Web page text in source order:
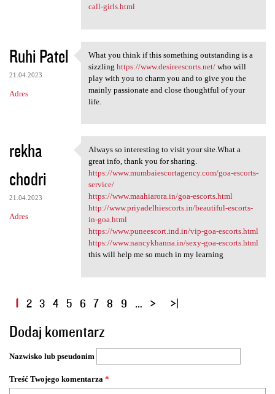
call-girls.html
Ruhi Patel
21.04.2023
Adres
What you think if this
What you think if this something outstanding is a
sizzling https://www.desireescorts.net/who will
play with you to charm you and to give you the
mainly passionate and close thoughtful of your
life.
rekha
chodri
21.04.2023
Adres
Always so interesting to
Always so interesting to visit your site.What a
great info, thank you for sharing.
https://www.mumbaiescortagency.com/goa-escorts-
service/
https://www.maahiarora.in/goa-escorts.html
http://www.priyadelhiescorts.in/beautiful-escorts-
in-goa.html
https://www.puneescort.ind.in/vip-goa-escorts.html
https://www.nancykhanna.in/sexy-goa-escorts.html
this will help me so much in my learning
S
r
o
n
y
1 2 3 4 5 6 7 8 9 …
Dodaj komentarz
Nazwisko lub pseudonim
Treść Twojego komentarza *